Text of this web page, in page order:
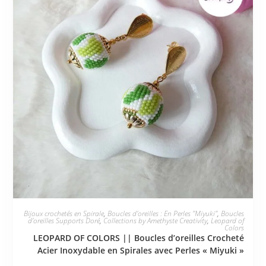
Bijoux crochetés en Spirale ,Boucles d'oreilles : En Perles "Miyuki" ,Boucles
d'oreilles Supports Doré,Collections by Amethyste Creativity, Leopard of
Colors
LEOPARD OF COLORS || Boucles d’oreilles Crocheté
Acier Inoxydable en Spirales avec Perles « Miyuki »
€28,00